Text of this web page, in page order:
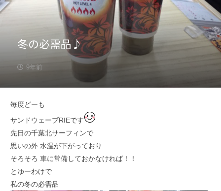
冬の必需品♪
9年前
毎度どーも
サンドウェーブRIEです
先日の千葉北サーフィンで
思いの外 水温が下がっており
そろそろ 車に常備しておかなければ！！
とゆーわけで
私の冬の必需品